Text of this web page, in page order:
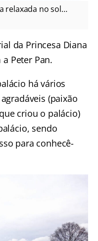
relaxada no sol…
da Princesa Diana
Peter Pan.
há vários
(paixão
criou o palácio)
sendo
para conhecê-